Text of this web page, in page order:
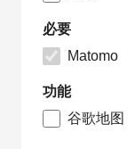
必要
Matomo
功能
谷歌地图